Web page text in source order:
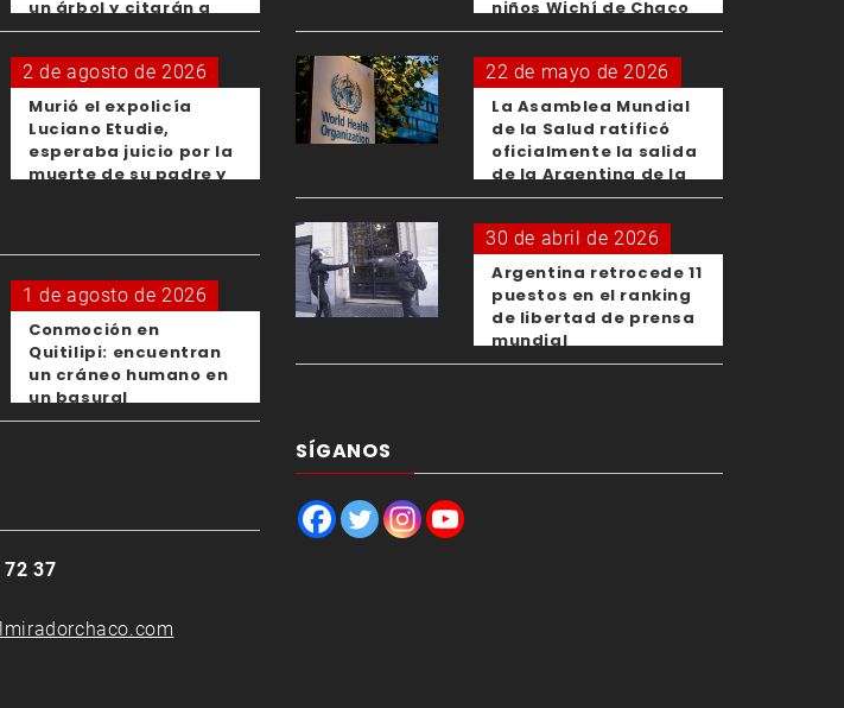
un árbol y citarán a
los padres de los
menores responsables
2 de agosto de 2026
Murió el expolicía
Luciano Etudie,
esperaba juicio por la
muerte de su padre y
1 de agosto de 2026
Conmoción en
Quitilipi: encuentran
un cráneo humano en
un basural
72 37
niños Wichí de Chaco
22 de mayo de 2026
La Asamblea Mundial
de la Salud ratificó
oficialmente la salida
de la Argentina de la
OMS
30 de abril de 2026
Argentina retrocede 11
puestos en el ranking
de libertad de prensa
mundial
SÍGANOS